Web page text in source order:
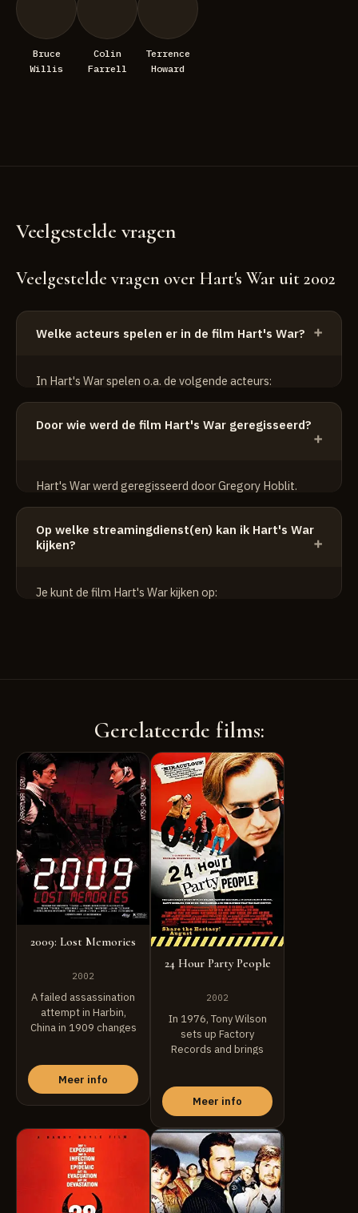
Bruce
Willis
Colin
Farrell
Terrence
Howard
Veelgestelde vragen
Veelgestelde vragen over Hart's War uit 2002
Welke acteurs spelen er in de film Hart's War?
In Hart's War spelen o.a. de volgende acteurs:
Colin Farrell
Door wie werd de film Hart's War geregisseerd?
Hart's War werd geregisseerd door Gregory Hoblit.
Op welke streamingdienst(en) kan ik Hart's War
kijken?
Je kunt de film Hart's War kijken op:
Gerelateerde films:
2009: Lost Memories
2002
A failed assassination
attempt in Harbin,
China in 1909 changes
Meer info
24 Hour Party People
2002
In 1976, Tony Wilson
sets up Factory
Records and brings
Meer info